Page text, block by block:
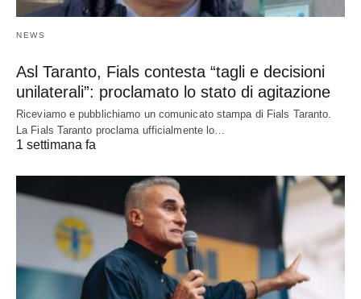
NEWS
Asl Taranto, Fials contesta “tagli e decisioni
unilaterali”: proclamato lo stato di agitazione
Riceviamo e pubblichiamo un comunicato stampa di Fials Taranto.
La Fials Taranto proclama ufficialmente lo…
1 settimana fa